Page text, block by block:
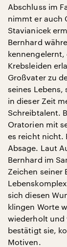
Abschluss im
nimmt er auch
Stavianicek
Bernhard
kennengelernt,
Krebsleiden
Großvater zu
seines Lebens,
in dieser Zeit
Schreibtalent.
Oratorien mit
es reicht nicht.
Absage. Laut
Bernhard im
Zeichen seiner
sich diesen
klingen Worte
wiederholt und
bestätigt sie,
Motiven.